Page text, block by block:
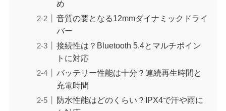
め
音質の要となる12mmダイナミックドライ
バー
接続性は？Bluetooth 5.4とマルチポイン
トに対応
バッテリー性能は十分？連続再生時間と
充電時間
防水性能はどのくらい？IPX4で汗や雨に